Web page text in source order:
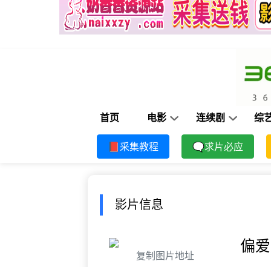
首页 电影 连续剧 综
📕采集教程 🗨求片必应
影片信息
复制图片地址
偏